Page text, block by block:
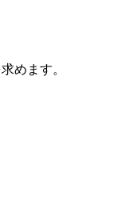
めます。